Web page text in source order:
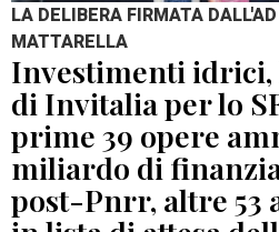
LA DELIBERA FIRMATA
MATTARELLA
Investimenti
di Invitalia per lo
prime 39 opere
miliardo di
post-Pnrr, altre 53